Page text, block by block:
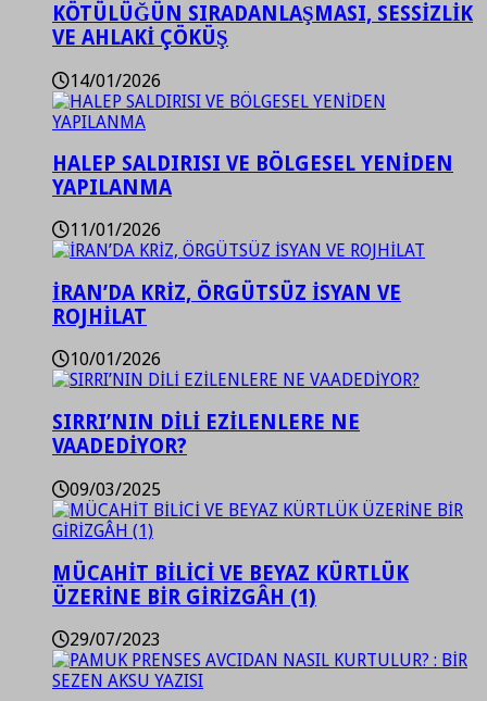
KÖTÜLÜĞÜN SIRADANLAŞMASI, SESSİZLİK
VE AHLAKİ ÇÖKÜŞ
14/01/2026
HALEP SALDIRISI VE BÖLGESEL YENİDEN
YAPILANMA
11/01/2026
İRAN’DA KRİZ, ÖRGÜTSÜZ İSYAN VE
ROJHİLAT
10/01/2026
SIRRI’NIN DİLİ EZİLENLERE NE
VAADEDİYOR?
09/03/2025
MÜCAHİT BİLİCİ VE BEYAZ KÜRTLÜK
ÜZERİNE BİR GİRİZGÂH (1)
29/07/2023